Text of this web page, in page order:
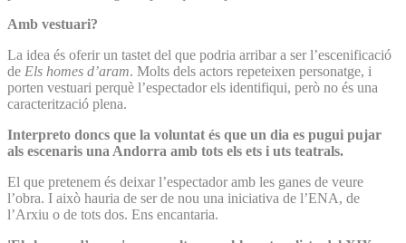
Amb vestuari?
La idea és oferir un tastet del que podria arribar a ser l’escenificació
de Els homes d’aram. Molts dels actors repeteixen personatge, i
porten vestuari perquè l’espectador els identifiqui, però no és una
caracterització plena.
Interpreto doncs que la voluntat és que un dia es pugui pujar
als escenaris una Andorra amb tots els ets i uts teatrals.
El que pretenem és deixar l’espectador amb les ganes de veure
l’obra. I això hauria de ser de nou una iniciativa de l’ENA, de
l’Arxiu o de tots dos. Ens encantaria.